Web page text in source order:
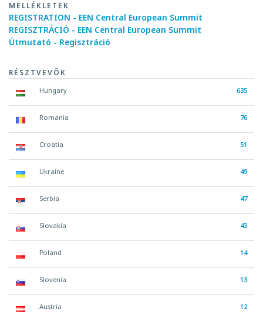
MELLÉKLETEK
REGISTRATION - EEN Central European Summit
REGISZTRÁCIÓ - EEN Central European Summit
Útmutató - Regisztráció
RÉSZTVEVŐK
Hungary 635
Romania 76
Croatia 51
Ukraine 49
Serbia 47
Slovakia 43
Poland 14
Slovenia 13
Austria 12